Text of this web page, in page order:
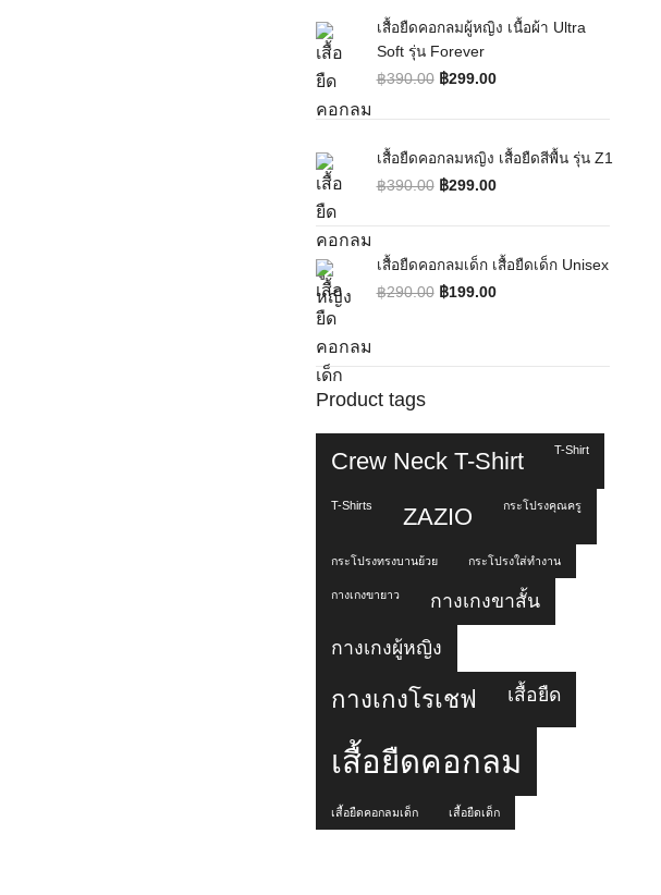
เสื้อยืดคอกลมผู้หญิง เนื้อผ้า Ultra
Soft รุ่น Forever
฿390.00
Original price was: ฿390.00.
฿299.00
Current price is: ฿299.00.
เสื้อยืดคอกลมหญิง เสื้อยืดสีพื้น รุ่น Z1
฿390.00
Original price was: ฿390.00.
฿299.00
Current price is: ฿299.00.
เสื้อยืดคอกลมเด็ก เสื้อยืดเด็ก Unisex
฿290.00
Original price was: ฿290.00.
฿199.00
Current price is: ฿199.00.
Product tags
Crew Neck T-Shirt T-Shirt
T-Shirts ZAZIO กระโปรงคุณครู
กระโปรงทรงบานย้วย กระโปรงใส่ทำงาน
กางเกงขายาว กางเกงขาสั้น
กางเกงผู้หญิง
กางเกงโรเชฟ เสื้อยืด
เสื้อยืดคอกลม
เสื้อยืดคอกลมเด็ก เสื้อยืดเด็ก